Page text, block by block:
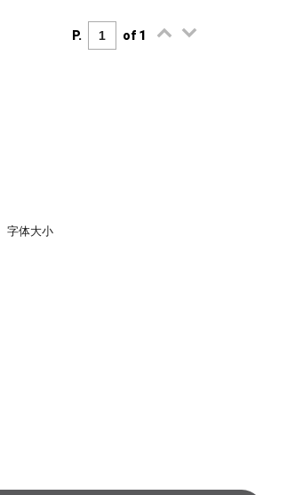
P. of 1
字体大小